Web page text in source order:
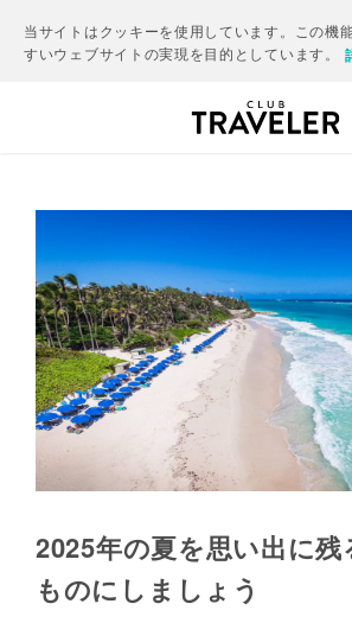
当サイトはクッキーを使用しています。この機
すいウェブサイトの実現を目的としています。
2025年の夏を思い出に残
ものにしましょう